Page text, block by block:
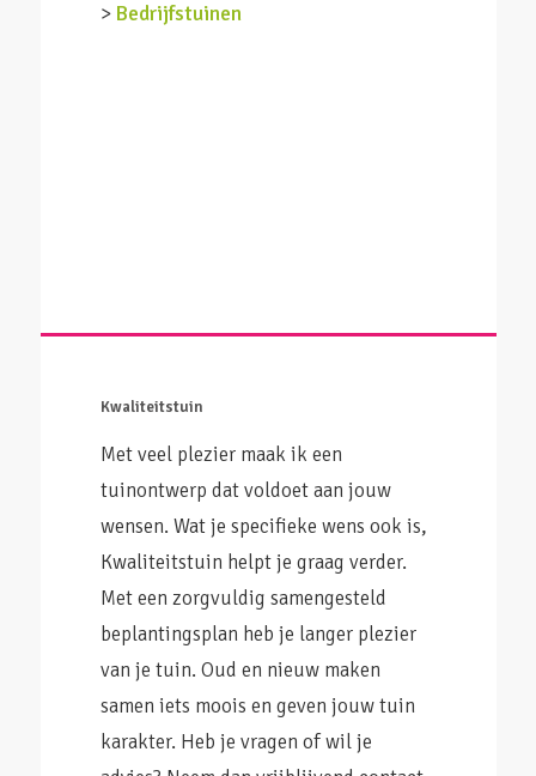
> Bedrijfstuinen
Kwaliteitstuin
Met veel plezier maak ik een
tuinontwerp dat voldoet aan jouw
wensen. Wat je specifieke wens ook is,
Kwaliteitstuin helpt je graag verder.
Met een zorgvuldig samengesteld
beplantingsplan heb je langer plezier
van je tuin. Oud en nieuw maken
samen iets moois en geven jouw tuin
karakter. Heb je vragen of wil je